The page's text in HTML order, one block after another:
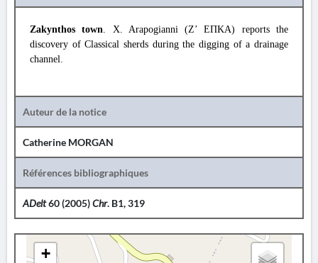
Zakynthos town. X. Arapogianni (Ζ’ ΕΠΚΑ) reports the
discovery of Classical sherds during the digging of a drainage
channel.
Auteur de la notice
Catherine MORGAN
Références bibliographiques
ADelt60 (2005)Chr. B1, 319
+